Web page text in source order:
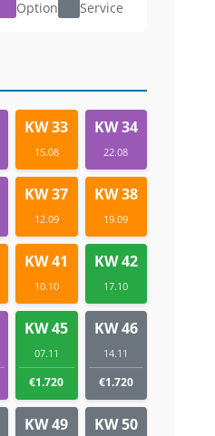
Option Service
KW 33
15.08
KW 34
22.08
KW 37
12.09
KW 38
19.09
KW 41
10.10
KW 42
17.10
KW 45
07.11
€1.720
KW 46
14.11
€1.720
KW 49 KW 50